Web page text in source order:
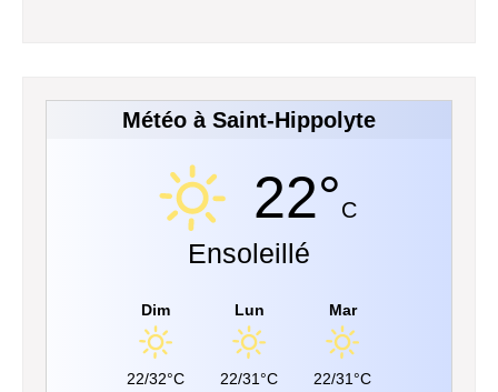
Météo à Saint-Hippolyte
22°C
Ensoleillé
Dim
22/32°C
Lun
22/31°C
Mar
22/31°C